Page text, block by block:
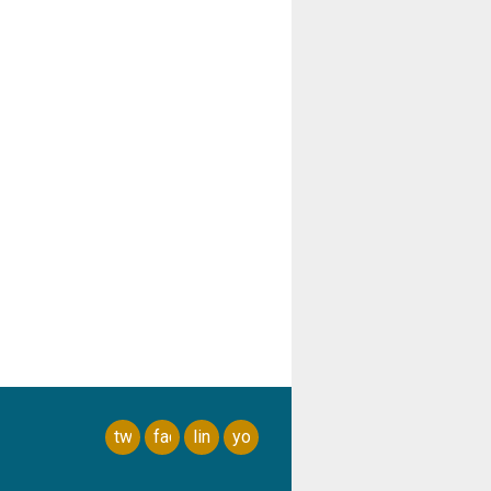
twitterfacebook
linkedinyoutube